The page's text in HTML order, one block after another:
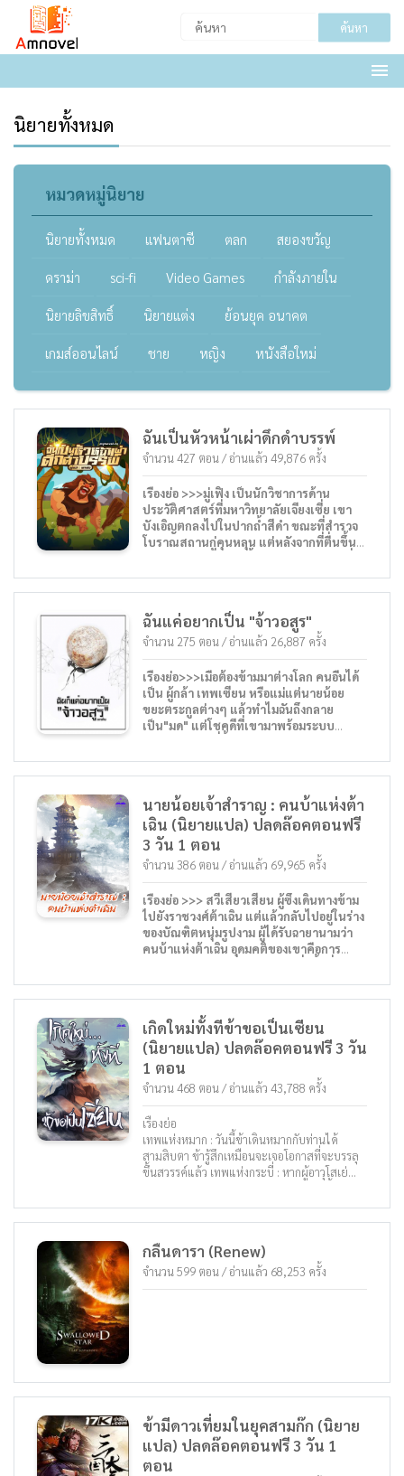
ค้นหา
นิยายทั้งหมด
หมวดหมู่นิยาย
นิยายทั้งหมด แฟนตาซี ตลก สยองขวัญ
ดราม่า sci-fi Video Games กำลังภายใน
นิยายลิขสิทธิ์ นิยายแต่ง ย้อนยุค อนาคต
เกมส์ออนไลน์ ชาย หญิง หนังสือใหม่
ฉันเป็นหัวหน้าเผ่าดึกดำบรรพ์
จำนวน 427 ตอน / อ่านแล้ว 49,876 ครั้ง
เรื่องย่อ >>>มู่เฟิง เป็นนักวิชาการด้าน
ประวัติศาสตร์ที่มหาวิทยาลัยเจียงเซี่ย เขา
บังเอิญตกลงไปในปากถ้ำสีดำ ขณะที่สำรวจ
โบราณสถานกู่คุนหลุน แต่หลังจากที่ตื่นขึ้น
แต่งตัวเหมือนชนเผ่าดึกดำบรรพ์
ฉันแค่อยากเป็น "จ้าวอสูร"
จำนวน 275 ตอน / อ่านแล้ว 26,887 ครั้ง
เรื่องย่อ>>>เมื่อต้องข้ามมาต่างโลก คนอื่นได้
เป็น ผู้กล้า เทพเซียน หรือแม่แต่นายน้อย
ขยะตระกูลต่างๆ แล้วทำไมฉันถึงกลาย
เป็น"มด" แต่โชคดีที่เขามาพร้อมระบบ
เฮ่า กับเรื่องของมดตัวหนึ่ง ที่อยากเป็น จ้าว
อสูร....
นายน้อยเจ้าสำราญ : คนบ้าแห่งต้า
เฉิน (นิยายแปล) ปลดล๊อคตอนฟรี
3 วัน 1 ตอน
จำนวน 386 ตอน / อ่านแล้ว 69,965 ครั้ง
เรื่องย่อ >>> สวีเสี่ยวเสียน ผู้ซึ่งเดินทางข้าม
ไปยังราชวงศ์ต้าเฉิน แต่แล้วกลับไปอยู่ในร่าง
ของบัณฑิตหนุ่มรูปงาม ผู้ได้รับฉายานามว่า
คนบ้าแห่งต้าเฉิน อุดมคติของเขาคือการ
กิน
แต่ทว่าการเพาะปลูกและการค้าในโลกนี้ช่าง
ล้าหลังเหลือเกิน ด้วยงานเก่าที่เขาเคยทำ เขา
จึงเริ่มบรรเทาความยากจนในโลกที่ต่างไป
จากนี้ ด้วยข้าวโพด 1 เมล็ด และมันฝรั่ง 4 หัว
ข้าจะเปลี่ยนโครงสร้างทางการเกษตรของต้า
เฉิน ด้วยเทคนิคต่าง ๆ เช่น การปลูกพืชสอง
ชนิดในแปลงเดียวกัน ผักไฮโดรโปนิกส์
เทคโนโลยีการปลูกแบบเรือนกระจก การ
เพาะพันธุ์แบบหว่าน การเลี้ยงกระต่าย วิธีทำ
เหล็ก... ข้าไม่คาดหวังว่างานบรรเทาความ
ยากจนจะมีโอกาสดีดีเช่นนี้แอบแฝงอยู่
หากคุณหลงไหลในความเรียบง่าย ความเป็น
สำราญ
สวีเสี่ยวเสียนจะทำให้คุณสนุกและ
เพลิดเพลินไปกับคนบ้าแห่งต้าเฉิน
เกิดใหม่ทั้งทีข้าขอเป็นเซียน
(นิยายแปล) ปลดล๊อคตอนฟรี 3 วัน
1 ตอน
จำนวน 468 ตอน / อ่านแล้ว 43,788 ครั้ง
เรื่องย่อ
เทพแห่งหมาก : วันนี้ข้าเดินหมากกับท่านได้
สามสิบตา ข้ารู้สึกเหมือนจะเจอโอกาสที่จะบรรลุ
ขึ้นสวรรค์แล้ว เทพแห่งกระบี่ : หากผู้อาวุโสเย่
สามารถเปิดประตูสวรรค์ได้แล้ว …… …… เย่ฉาง
ชิงรู้สึกเอือมระอายิ่งนัก ทั้งๆ ที่เขาเป็นเพียงคน
หาไม่แต่ละเว้นวันเช่นนี้นะ?
กลืนดารา (Renew)
จำนวน 599 ตอน / อ่านแล้ว 68,253 ครั้ง
ข้ามีดาวเที่ยมในยุคสามก๊ก (นิยาย
แปล) ปลดล๊อคตอนฟรี 3 วัน 1
ตอน